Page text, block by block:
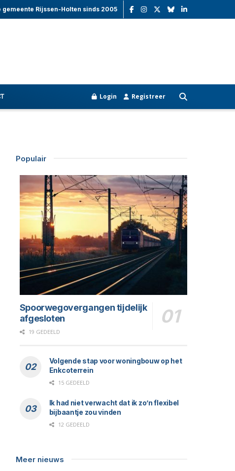
gemeente Rijssen-Holten sinds 2005
Login Registreer
Populair
Spoorwegovergangen tijdelijk
afgesloten
19 GEDEELD
Volgende stap voor woningbouw op het
Enkcoterrein
15 GEDEELD
Ik had niet verwacht dat ik zo’n flexibel
bijbaantje zou vinden
12 GEDEELD
Meer nieuws